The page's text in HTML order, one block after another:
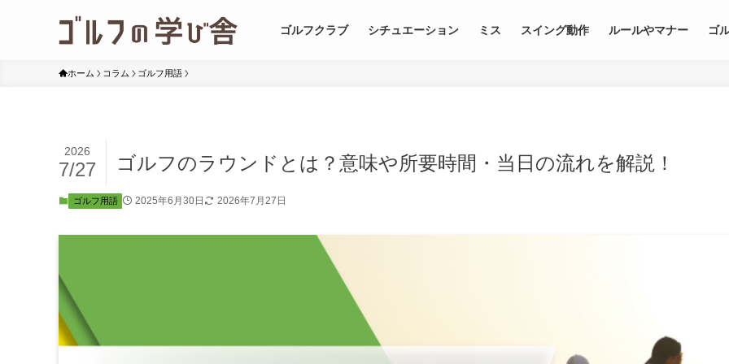
ゴルフクラブ シチュエーション ミス スイング動作 ルールやマナー ゴ
ホーム コラム ゴルフ用語
ゴルフのラウンドとは？意味や所要時間・当日の流れを解説！
2026
7/27
ゴルフ用語 2025年6月30日 2026年7月27日